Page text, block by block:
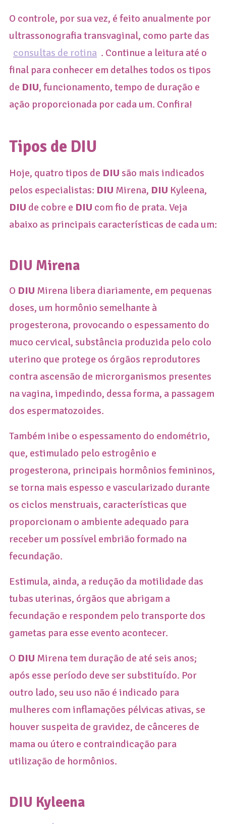
O controle, por sua vez, é feito anualmente por
ultrassonografia transvaginal, como parte das
consultas de rotina . Continue a leitura até o
final para conhecer em detalhes todos os tipos
de DIU, funcionamento, tempo de duração e
ação proporcionada por cada um. Confira!
Tipos de DIU
Hoje, quatro tipos de DIU são mais indicados
pelos especialistas: DIU Mirena, DIU Kyleena,
DIU de cobre e DIU com fio de prata. Veja
abaixo as principais características de cada um:
DIU Mirena
O DIU Mirena libera diariamente, em pequenas
doses, um hormônio semelhante à
progesterona, provocando o espessamento do
muco cervical, substância produzida pelo colo
uterino que protege os órgãos reprodutores
contra ascensão de microrganismos presentes
na vagina, impedindo, dessa forma, a passagem
dos espermatozoides.
Também inibe o espessamento do endométrio,
que, estimulado pelo estrogênio e
progesterona, principais hormônios femininos,
se torna mais espesso e vascularizado durante
os ciclos menstruais, características que
proporcionam o ambiente adequado para
receber um possível embrião formado na
fecundação.
Estimula, ainda, a redução da motilidade das
tubas uterinas, órgãos que abrigam a
fecundação e respondem pelo transporte dos
gametas para esse evento acontecer.
O DIU Mirena tem duração de até seis anos;
após esse período deve ser substituído. Por
outro lado, seu uso não é indicado para
mulheres com inflamações pélvicas ativas, se
houver suspeita de gravidez, de cânceres de
mama ou útero e contraindicação para
utilização de hormônios.
DIU Kyleena